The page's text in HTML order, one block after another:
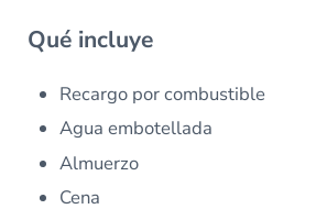
Qué incluye
Recargo por combustible
Agua embotellada
Almuerzo
Cena